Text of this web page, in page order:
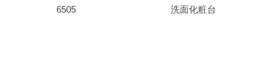
6505 洗面化粧台